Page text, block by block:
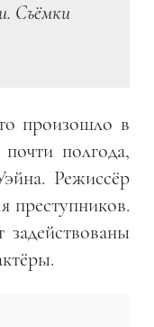
Съёмки
произошло в
полгода,
Режиссёр
преступников.